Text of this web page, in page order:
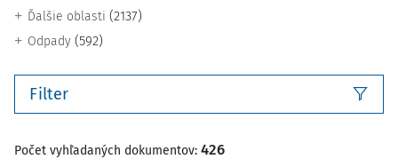
Ďalšie oblasti (2137)
Odpady (592)
Filter
Počet vyhľadaných dokumentov: 426